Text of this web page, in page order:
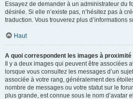
Essayez de demander à un administrateur du
désirée. Si elle n’existe pas, n’hésitez pas à
traduction. Vous trouverez plus d’informations
Haut
A quoi correspondent les images à proximité
Il y a deux images qui peuvent être associées
lorsque vous consultez les messages d’un
associée à votre rang, généralement des
nombre de messages ou votre statut sur le
plus grande, est connue sous le nom d’avatar